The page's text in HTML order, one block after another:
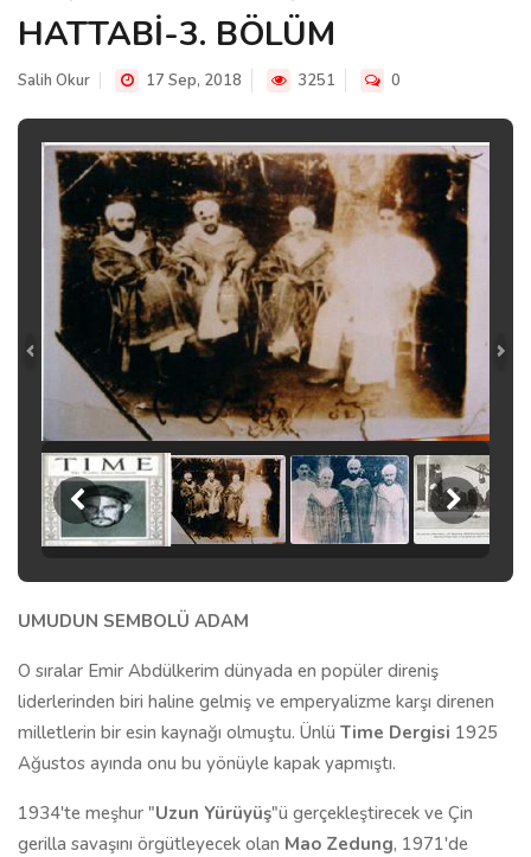
HATTABİ-3. BÖLÜM
Salih Okur 17 Sep, 2018 3251 0
UMUDUN SEMBOLÜ ADAM
O sıralar Emir Abdülkerim dünyada en popüler direniş
liderlerinden biri haline gelmiş ve emperyalizme karşı direnen
milletlerin bir esin kaynağı olmuştu. Ünlü Time Dergisi 1925
Ağustos ayında onu bu yönüyle kapak yapmıştı.
1934'te meşhur "Uzun Yürüyüş"ü gerçekleştirecek ve Çin
gerilla savaşını örgütleyecek olan Mao Zedung, 1971'de